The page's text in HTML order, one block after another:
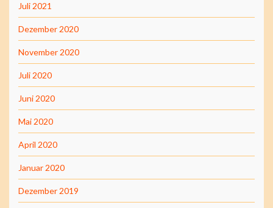
Juli 2021
Dezember 2020
November 2020
Juli 2020
Juni 2020
Mai 2020
April 2020
Januar 2020
Dezember 2019